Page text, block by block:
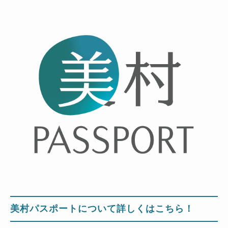
美村パスポートについて詳しくはこちら！